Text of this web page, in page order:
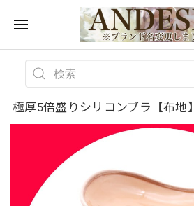
極厚5倍盛りシリコンブラ【布地】